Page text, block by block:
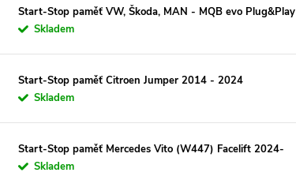
Start-Stop paměť VW, Škoda, MAN - MQB evo Plug&Play
Skladem
Start-Stop paměť Citroen Jumper 2014 - 2024
Skladem
Start-Stop paměť Mercedes Vito (W447) Facelift 2024-
Skladem